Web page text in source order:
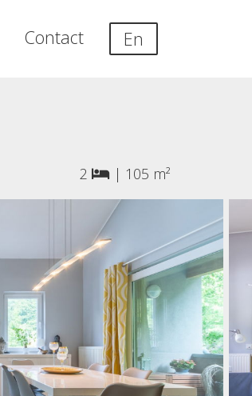
Contact En
2 | 105 m²